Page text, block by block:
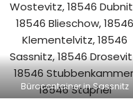
Bürocontainer in Sassnitz